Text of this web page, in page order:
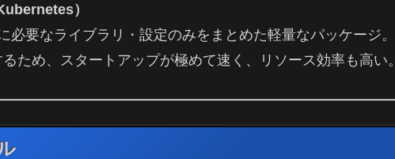
）
必要なライブラリ・設定のみをまとめた軽量なパッケージ。
ため、スタートアップが極めて速く、リソース効率も高い。